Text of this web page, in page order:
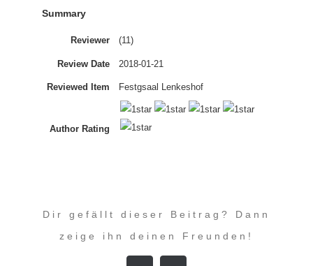
Summary
Reviewer (11)
Review Date 2018-01-21
Reviewed Item Festgsaal Lenkeshof
Author Rating
Dir gefällt dieser Beitrag? Dann
zeige ihn deinen Freunden!